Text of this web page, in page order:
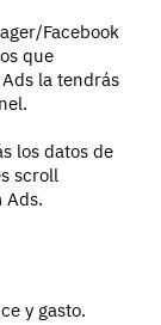
Facebook
que
la tendrás
los datos de
scroll
Ads.
y gasto.